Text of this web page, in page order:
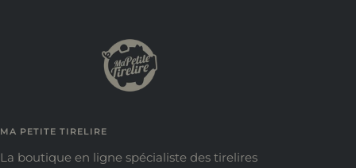
MA PETITE TIRELIRE
La boutique en ligne spécialiste des tirelires